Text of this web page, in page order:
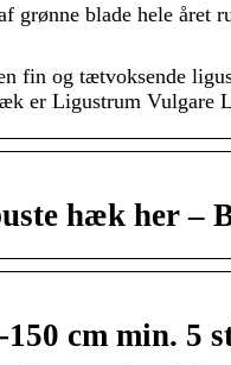
blade hele året
fin og tætvoksende
er Ligustrum
hæk her –
cm min. 5